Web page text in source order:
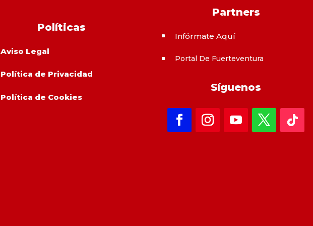
Políticas
Aviso Legal
Política de Privacidad
Política de Cookies
Partners
^ Infórmate Aquí
^ Portal De Fuerteventura
Síguenos